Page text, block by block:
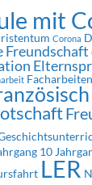
mit
Corona
Freundschaft
Facharbeiten
10
LER